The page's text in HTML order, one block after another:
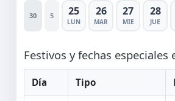
30 5 25
LUN
26
MAR
27
MIE
28
JUE
Festivos y fechas especiales
Día Tipo